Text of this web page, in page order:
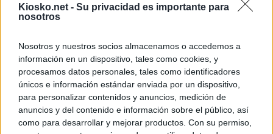
Kiosko.net - Su privacidad es importante para
nosotros
Nosotros y nuestros socios almacenamos o accedemos a
información en un dispositivo, tales como cookies, y
procesamos datos personales, tales como identificadores
únicos e información estándar enviada por un dispositivo,
para personalizar contenidos y anuncios, medición de
anuncios y del contenido e información sobre el público, así
como para desarrollar y mejorar productos. Con su permiso,